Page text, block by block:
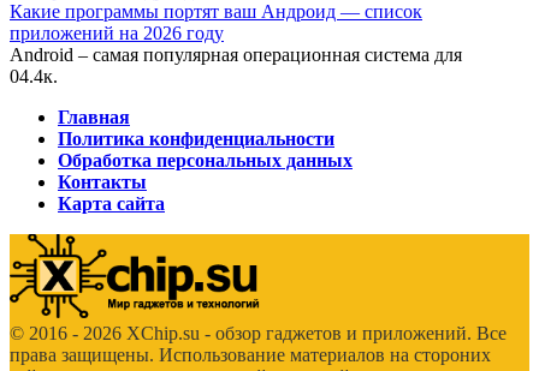
Какие программы портят ваш Андроид — список
приложений на 2026 году
Android – самая популярная операционная система для
04.4к.
Главная
Политика конфиденциальности
Обработка персональных данных
Контакты
Карта сайта
© 2016 - 2026 XChip.su - обзор гаджетов и приложений. Все
права защищены. Использование материалов на стороних